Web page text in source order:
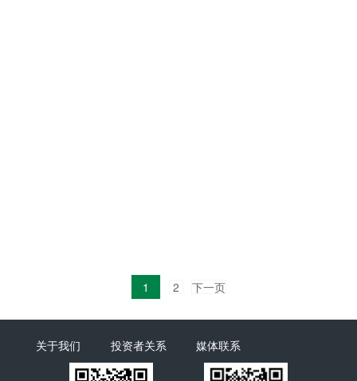
1 2 下一页
关于我们 投资者关系 媒体联系